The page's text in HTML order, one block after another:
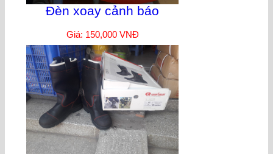
Đèn xoay cảnh báo
Giá: 150,000 VNĐ